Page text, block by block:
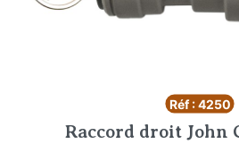
Réf : 4250
Raccord droit John